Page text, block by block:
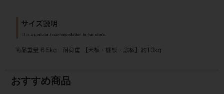
おすすめ商品